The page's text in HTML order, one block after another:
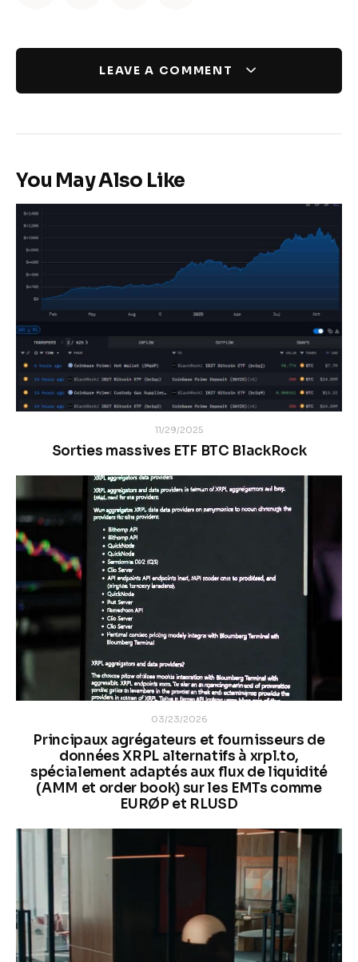
LEAVE A COMMENT
You May Also Like
11/29/2025
Sorties massives ETF BTC BlackRock
03/23/2026
Principaux agrégateurs et fournisseurs de
données XRPL alternatifs à xrpl.to,
spécialement adaptés aux flux de liquidité
(AMM et order book) sur les EMTs comme
EURØP et RLUSD